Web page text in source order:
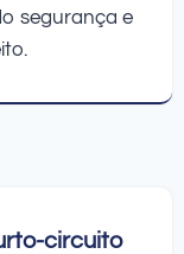
segurança e
circuito